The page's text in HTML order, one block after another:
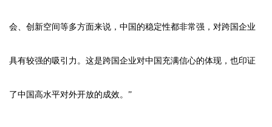
会、创新空间等多方面来说，中国的稳定性都非常强，对跨国企业
具有较强的吸引力。这是跨国企业对中国充满信心的体现，也印证
了中国高水平对外开放的成效。”